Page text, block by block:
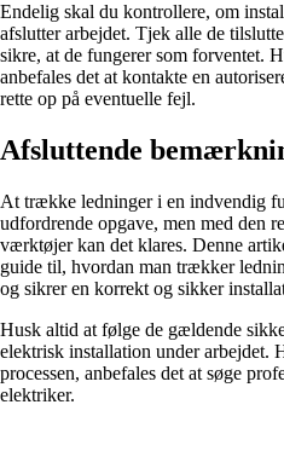
Endelig skal du kontrollere, om
afslutter arbejdet. Tjek alle de
sikre, at de fungerer som forventet.
anbefales det at kontakte en
rette op på eventuelle fejl.
Afsluttende
At trække ledninger i en indvendig
udfordrende opgave, men med den
værktøjer kan det klares. Denne
guide til, hvordan man trækker
og sikrer en korrekt og sikker
Husk altid at følge de gældende
elektrisk installation under arbejdet.
processen, anbefales det at søge
elektriker.